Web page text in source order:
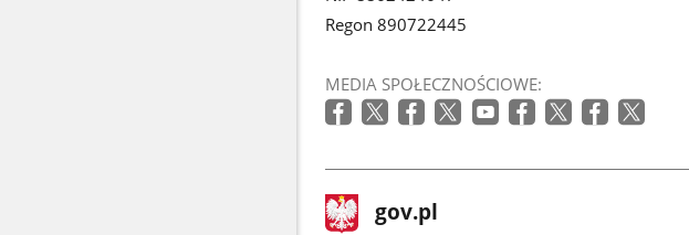
Regon 890722445
MEDIA SPOŁECZNOŚCIOWE:
stopka
gov.pl Strona
gov.pl